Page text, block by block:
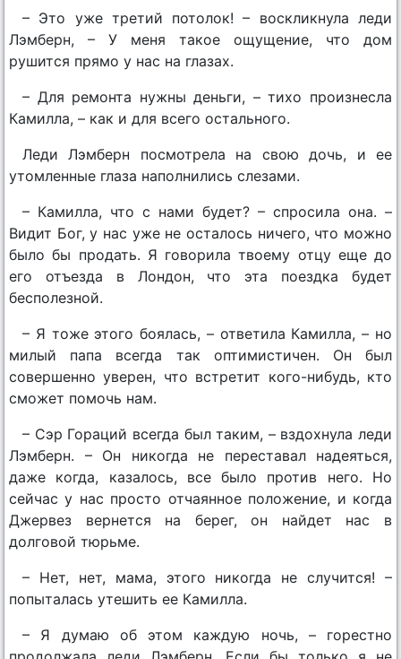
– Это уже третий потолок! – воскликнула леди
Лэмберн, – У меня такое ощущение, что дом
рушится прямо у нас на глазах.
– Для ремонта нужны деньги, – тихо произнесла
Камилла, – как и для всего остального.
Леди Лэмберн посмотрела на свою дочь, и ее
утомленные глаза наполнились слезами.
– Камилла, что с нами будет? – спросила она. –
Видит Бог, у нас уже не осталось ничего, что можно
было бы продать. Я говорила твоему отцу еще до
его отъезда в Лондон, что эта поездка будет
бесполезной.
– Я тоже этого боялась, – ответила Камилла, – но
милый папа всегда так оптимистичен. Он был
совершенно уверен, что встретит кого-нибудь, кто
сможет помочь нам.
– Сэр Гораций всегда был таким, – вздохнула леди
Лэмберн. – Он никогда не переставал надеяться,
даже когда, казалось, все было против него. Но
сейчас у нас просто отчаянное положение, и когда
Джервез вернется на берег, он найдет нас в
долговой тюрьме.
– Нет, нет, мама, этого никогда не случится! –
попыталась утешить ее Камилла.
– Я думаю об этом каждую ночь, – горестно